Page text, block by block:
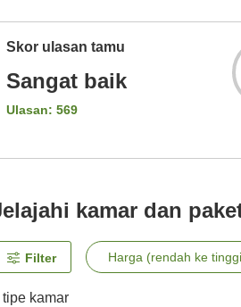
Skor ulasan tamu
Sangat baik
Ulasan: 569
kamar dan
Filter Harga (rendah ke
tipe kamar